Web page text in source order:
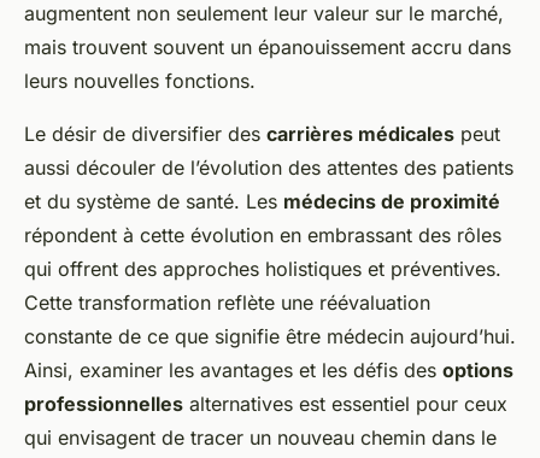
augmentent non seulement leur valeur sur le marché,
mais trouvent souvent un épanouissement accru dans
leurs nouvelles fonctions.
Le désir de diversifier des carrières médicales peut
aussi découler de l’évolution des attentes des patients
et du système de santé. Les médecins de proximité
répondent à cette évolution en embrassant des rôles
qui offrent des approches holistiques et préventives.
Cette transformation reflète une réévaluation
constante de ce que signifie être médecin aujourd’hui.
Ainsi, examiner les avantages et les défis des options
professionnelles alternatives est essentiel pour ceux
qui envisagent de tracer un nouveau chemin dans le